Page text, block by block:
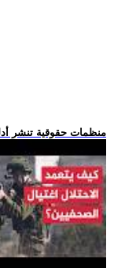
.. منظمات حقوقية تنشر